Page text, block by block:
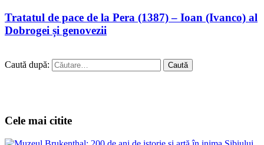
Tratatul de pace de la Pera (1387) – Ioan (Ivanco) al
Dobrogei și genovezii
Caută după:
Cele mai citite